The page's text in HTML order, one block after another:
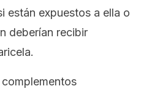
están expuestos a ella o
deberían recibir